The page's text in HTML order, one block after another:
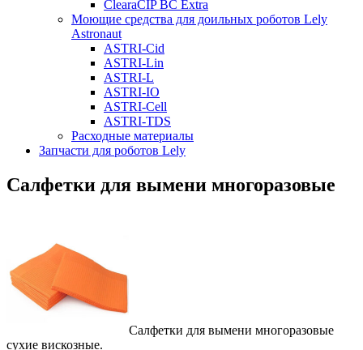
ClearaCIP BC Extra
Моющие средства для доильных роботов Lely
Astronaut
ASTRI-Cid
ASTRI-Lin
ASTRI-L
ASTRI-IO
ASTRI-Cell
ASTRI-TDS
Расходные материалы
Запчасти для роботов Lely
Салфетки для вымени многоразовые
Салфетки для вымени многоразовые
сухие вискозные.